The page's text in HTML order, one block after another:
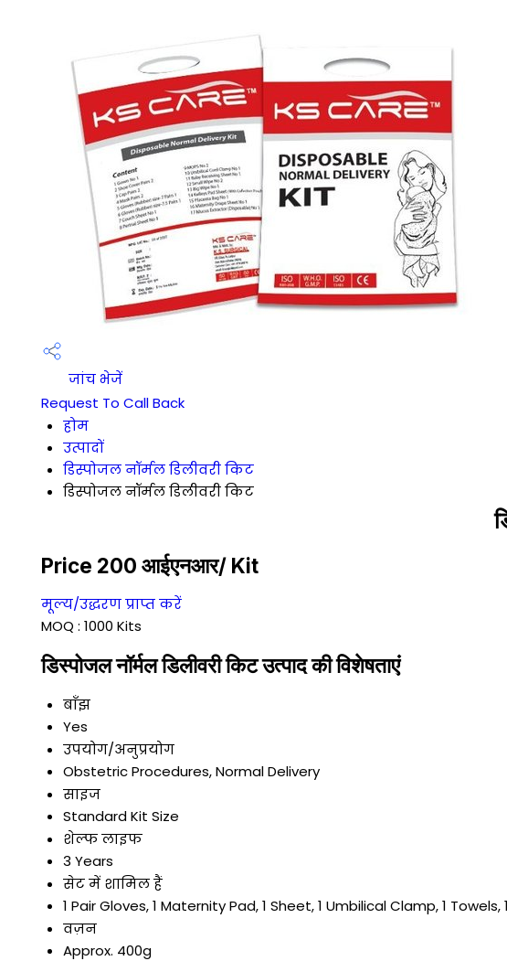
जांच भेजें
Request To Call Back
होम
उत्पादों
डिस्पोजल नॉर्मल डिलीवरी किट
डिस्पोजल नॉर्मल डिलीवरी किट
Price 200 आईएनआर/ Kit
मूल्य/उद्धरण प्राप्त करें
MOQ : 1000 Kits
डिस्पोजल नॉर्मल डिलीवरी किट उत्पाद की विशेषताएं
बाँझ
Yes
उपयोग/अनुप्रयोग
Obstetric Procedures, Normal Delivery
साइज
Standard Kit Size
शेल्फ लाइफ
3 Years
सेट में शामिल हैं
1 Pair Gloves, 1 Maternity Pad, 1 Sheet, 1 Umbilical Clamp, 1
वज़न
Approx. 400g